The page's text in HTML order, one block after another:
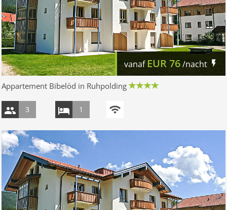
vanafEUR76/nacht
Appartement Bibelöd in Ruhpolding
3 1